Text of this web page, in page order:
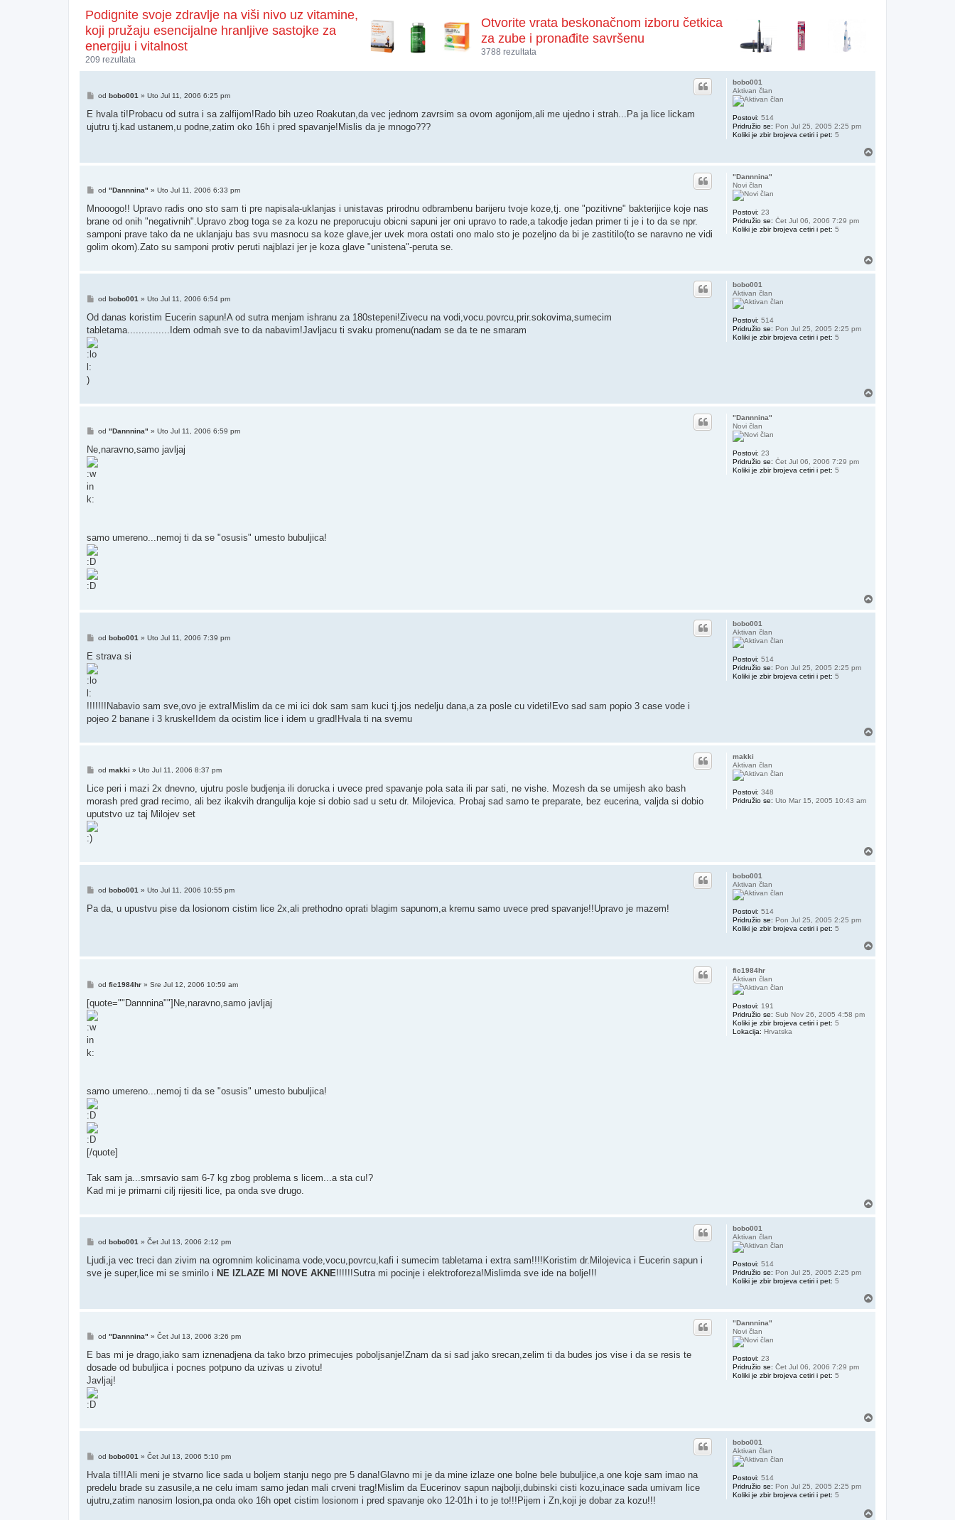
Podignite svoje zdravlje na viši nivo uz vitamine,
koji pružaju esencijalne hranljive sastojke za
energiju i vitalnost
209 rezultata
Otvorite vrata beskonačnom izboru četkica
za zube i pronađite savršenu
3788 rezultata
bobo001
Aktivan član
Postovi: 514
Pridružio se: Pon Jul 25, 2005 2:25 pm
Koliki je zbir brojeva cetiri i pet: 5
Post
od bobo001 » Uto Jul 11, 2006 6:25 pm
E hvala ti!Probacu od sutra i sa zalfijom!Rado bih uzeo Roakutan,da vec jednom zavrsim sa ovom agonijom,ali me ujedno i strah...Pa ja lice lickam
ujutru tj.kad ustanem,u podne,zatim oko 16h i pred spavanje!Mislis da je mnogo???
"Dannnina"
Novi član
Postovi: 23
Pridružio se: Čet Jul 06, 2006 7:29 pm
Koliki je zbir brojeva cetiri i pet: 5
Post
od "Dannnina" » Uto Jul 11, 2006 6:33 pm
Mnooogo!! Upravo radis ono sto sam ti pre napisala-uklanjas i unistavas prirodnu odbrambenu barijeru tvoje koze,tj. one "pozitivne" bakterijice koje nas
brane od onih "negativnih".Upravo zbog toga se za kozu ne preporucuju obicni sapuni jer oni upravo to rade,a takodje jedan primer ti je i to da se npr.
samponi prave tako da ne uklanjaju bas svu masnocu sa koze glave,jer uvek mora ostati ono malo sto je pozeljno da bi je zastitilo(to se naravno ne vidi
golim okom).Zato su samponi protiv peruti najblazi jer je koza glave "unistena"-peruta se.
bobo001
Aktivan član
Postovi: 514
Pridružio se: Pon Jul 25, 2005 2:25 pm
Koliki je zbir brojeva cetiri i pet: 5
Post
od bobo001 » Uto Jul 11, 2006 6:54 pm
Od danas koristim Eucerin sapun!A od sutra menjam ishranu za 180stepeni!Zivecu na vodi,vocu.povrcu,prir.sokovima,sumecim
tabletama...............Idem odmah sve to da nabavim!Javljacu ti svaku promenu(nadam se da te ne smaram
)
"Dannnina"
Novi član
Postovi: 23
Pridružio se: Čet Jul 06, 2006 7:29 pm
Koliki je zbir brojeva cetiri i pet: 5
Post
od "Dannnina" » Uto Jul 11, 2006 6:59 pm
Ne,naravno,samo javljaj
samo umereno...nemoj ti da se "osusis" umesto bubuljica!
bobo001
Aktivan član
Postovi: 514
Pridružio se: Pon Jul 25, 2005 2:25 pm
Koliki je zbir brojeva cetiri i pet: 5
Post
od bobo001 » Uto Jul 11, 2006 7:39 pm
E strava si
!!!!!!!Nabavio sam sve,ovo je extra!Mislim da ce mi ici dok sam sam kuci tj.jos nedelju dana,a za posle cu videti!Evo sad sam popio 3 case vode i
pojeo 2 banane i 3 kruske!Idem da ocistim lice i idem u grad!Hvala ti na svemu
makki
Aktivan član
Postovi: 348
Pridružio se: Uto Mar 15, 2005 10:43 am
Post
od makki » Uto Jul 11, 2006 8:37 pm
Lice peri i mazi 2x dnevno, ujutru posle budjenja ili dorucka i uvece pred spavanje pola sata ili par sati, ne vishe. Mozesh da se umijesh ako bash
morash pred grad recimo, ali bez ikakvih drangulija koje si dobio sad u setu dr. Milojevica. Probaj sad samo te preparate, bez eucerina, valjda si dobio
uputstvo uz taj Milojev set
bobo001
Aktivan član
Postovi: 514
Pridružio se: Pon Jul 25, 2005 2:25 pm
Koliki je zbir brojeva cetiri i pet: 5
Post
od bobo001 » Uto Jul 11, 2006 10:55 pm
Pa da, u upustvu pise da losionom cistim lice 2x,ali prethodno oprati blagim sapunom,a kremu samo uvece pred spavanje!!Upravo je mazem!
fic1984hr
Aktivan član
Postovi: 191
Pridružio se: Sub Nov 26, 2005 4:58 pm
Koliki je zbir brojeva cetiri i pet: 5
Lokacija: Hrvatska
Post
od fic1984hr» Sre Jul 12, 2006 10:59 am
[quote=""Dannnina""]Ne,naravno,samo javljaj
samo umereno...nemoj ti da se "osusis" umesto bubuljica!
[/quote]
Tak sam ja...smrsavio sam 6-7 kg zbog problema s licem...a sta cu!?
Kad mi je primarni cilj rijesiti lice, pa onda sve drugo.
bobo001
Aktivan član
Postovi: 514
Pridružio se: Pon Jul 25, 2005 2:25 pm
Koliki je zbir brojeva cetiri i pet: 5
Post
od bobo001 » Čet Jul 13, 2006 2:12 pm
Ljudi,ja vec treci dan zivim na ogromnim kolicinama vode,vocu,povrcu,kafi i sumecim tabletama i extra sam!!!!Koristim dr.Milojevica i Eucerin sapun i
sve je super,lice mi se smirilo i NE IZLAZE MI NOVE AKNE!!!!!!Sutra mi pocinje i elektroforeza!Mislimda sve ide na bolje!!!
"Dannnina"
Novi član
Postovi: 23
Pridružio se: Čet Jul 06, 2006 7:29 pm
Koliki je zbir brojeva cetiri i pet: 5
Post
od "Dannnina" » Čet Jul 13, 2006 3:26 pm
E bas mi je drago,iako sam iznenadjena da tako brzo primecujes poboljsanje!Znam da si sad jako srecan,zelim ti da budes jos vise i da se resis te
dosade od bubuljica i pocnes potpuno da uzivas u zivotu!
Javljaj!
bobo001
Aktivan član
Postovi: 514
Pridružio se: Pon Jul 25, 2005 2:25 pm
Koliki je zbir brojeva cetiri i pet: 5
Post
od bobo001 » Čet Jul 13, 2006 5:10 pm
Hvala ti!!!Ali meni je stvarno lice sada u boljem stanju nego pre 5 dana!Glavno mi je da mine izlaze one bolne bele bubuljice,a one koje sam imao na
predelu brade su zasusile,a ne celu imam samo jedan mali crveni trag!Mislim da Eucerinov sapun najbolji,dubinski cisti kozu,inace sada umivam lice
ujutru,zatim nanosim losion,pa onda oko 16h opet cistim losionom i pred spavanje oko 12-01h i to je to!!!Pijem i Zn,koji je dobar za kozu!!!